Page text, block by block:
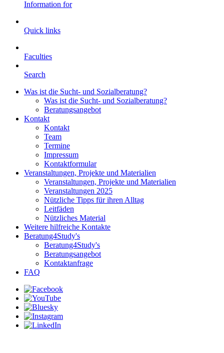
Information for
Quick links
Faculties
Search
Was ist die Sucht- und Sozialberatung?
Was ist die Sucht- und Sozialberatung?
Beratungsangebot
Kontakt
Kontakt
Team
Termine
Impressum
Kontaktformular
Veranstaltungen, Projekte und Materialien
Veranstaltungen, Projekte und Materialien
Veranstaltungen 2025
Nützliche Tipps für ihren Alltag
Leitfäden
Nützliches Material
Weitere hilfreiche Kontakte
Beratung4Study's
Beratung4Study's
Beratungsangebot
Kontaktanfrage
FAQ